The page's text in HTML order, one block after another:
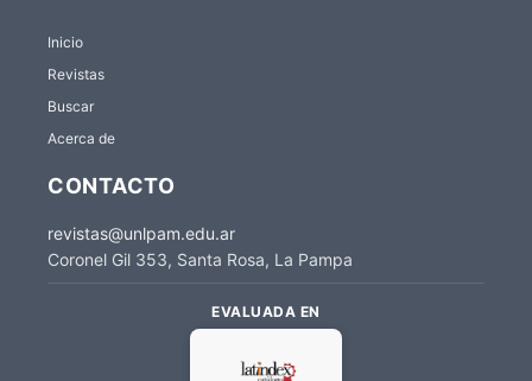
Inicio
Revistas
Buscar
Acerca de
CONTACTO
revistas@unlpam.edu.ar
Coronel Gil 353, Santa Rosa, La Pampa
EVALUADA EN